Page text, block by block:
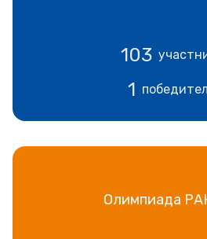
103
1
Олимпиада